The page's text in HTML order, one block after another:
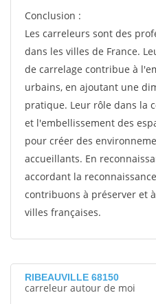
Conclusion :
Les carreleurs sont des
dans les villes de France.
de carrelage contribue à
urbains, en ajoutant une
pratique. Leur rôle dans la
et l'embellissement des
pour créer des
accueillants. En
accordant la
contribuons à préserver et
villes françaises.
RIBEAUVILLE 68150
carreleur autour de moi